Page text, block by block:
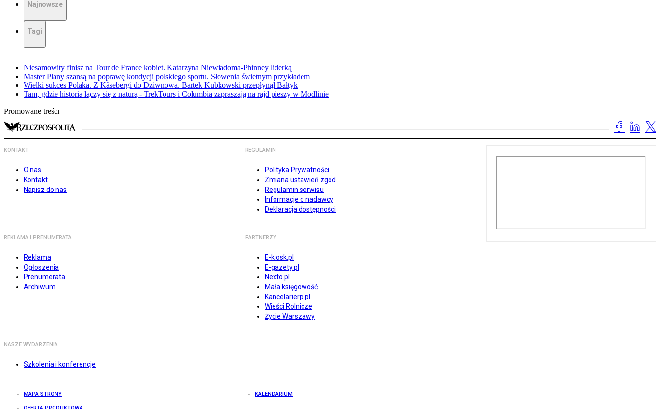
Najnowsze
Tagi
Niesamowity finisz na Tour de France kobiet. Katarzyna Niewiadoma-Phinney liderką
Master Plany szansą na poprawę kondycji polskiego sportu. Słowenia świetnym przykładem
Wielki sukces Polaka. Z Kåsebergi do Dziwnowa. Bartek Kubkowski przepłynął Bałtyk
Tam, gdzie historia łączy się z naturą - TrekTours i Columbia zapraszają na rajd pieszy w Modlinie
Promowane treści
KONTAKT
O nas
Kontakt
Napisz do nas
REGULAMIN
Polityka Prywatności
Zmiana ustawień zgód
Regulamin serwisu
Informacje o nadawcy
Deklaracja dostępności
REKLAMA I PRENUMERATA
Reklama
Ogłoszenia
Prenumerata
Archiwum
PARTNERZY
E-kiosk.pl
E-gazety.pl
Nexto.pl
Mała księgowość
Kancelarierp.pl
Wieści Rolnicze
Życie Warszawy
NASZE WYDARZENIA
Szkolenia i konferencje
MAPA STRONY KALENDARIUM